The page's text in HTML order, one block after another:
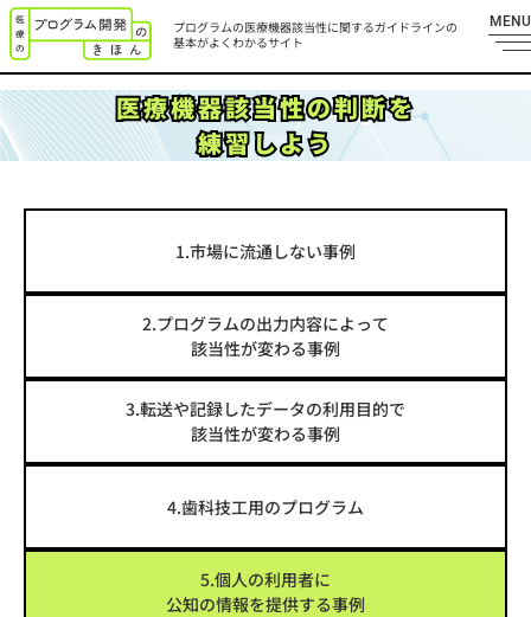
プログラムの医療機器該当性に関するガイドラインの
基本がよくわかるサイト
MENU
医療機器該当性の判断を
練習しよう
1.市場に流通しない事例
2.プログラムの出力内容によって
該当性が変わる事例
3.転送や記録したデータの利用目的で
該当性が変わる事例
4.歯科技工用のプログラム
5.個人の利用者に
公知の情報を提供する事例